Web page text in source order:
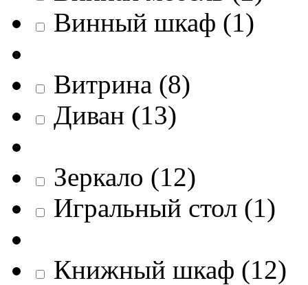
Винный шкаф (1)
Витрина (8)
Диван (13)
Зеркало (12)
Игральный стол (1)
Книжный шкаф (12)